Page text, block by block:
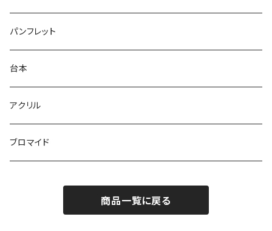
パンフレット
台本
アクリル
ブロマイド
商品一覧に戻る